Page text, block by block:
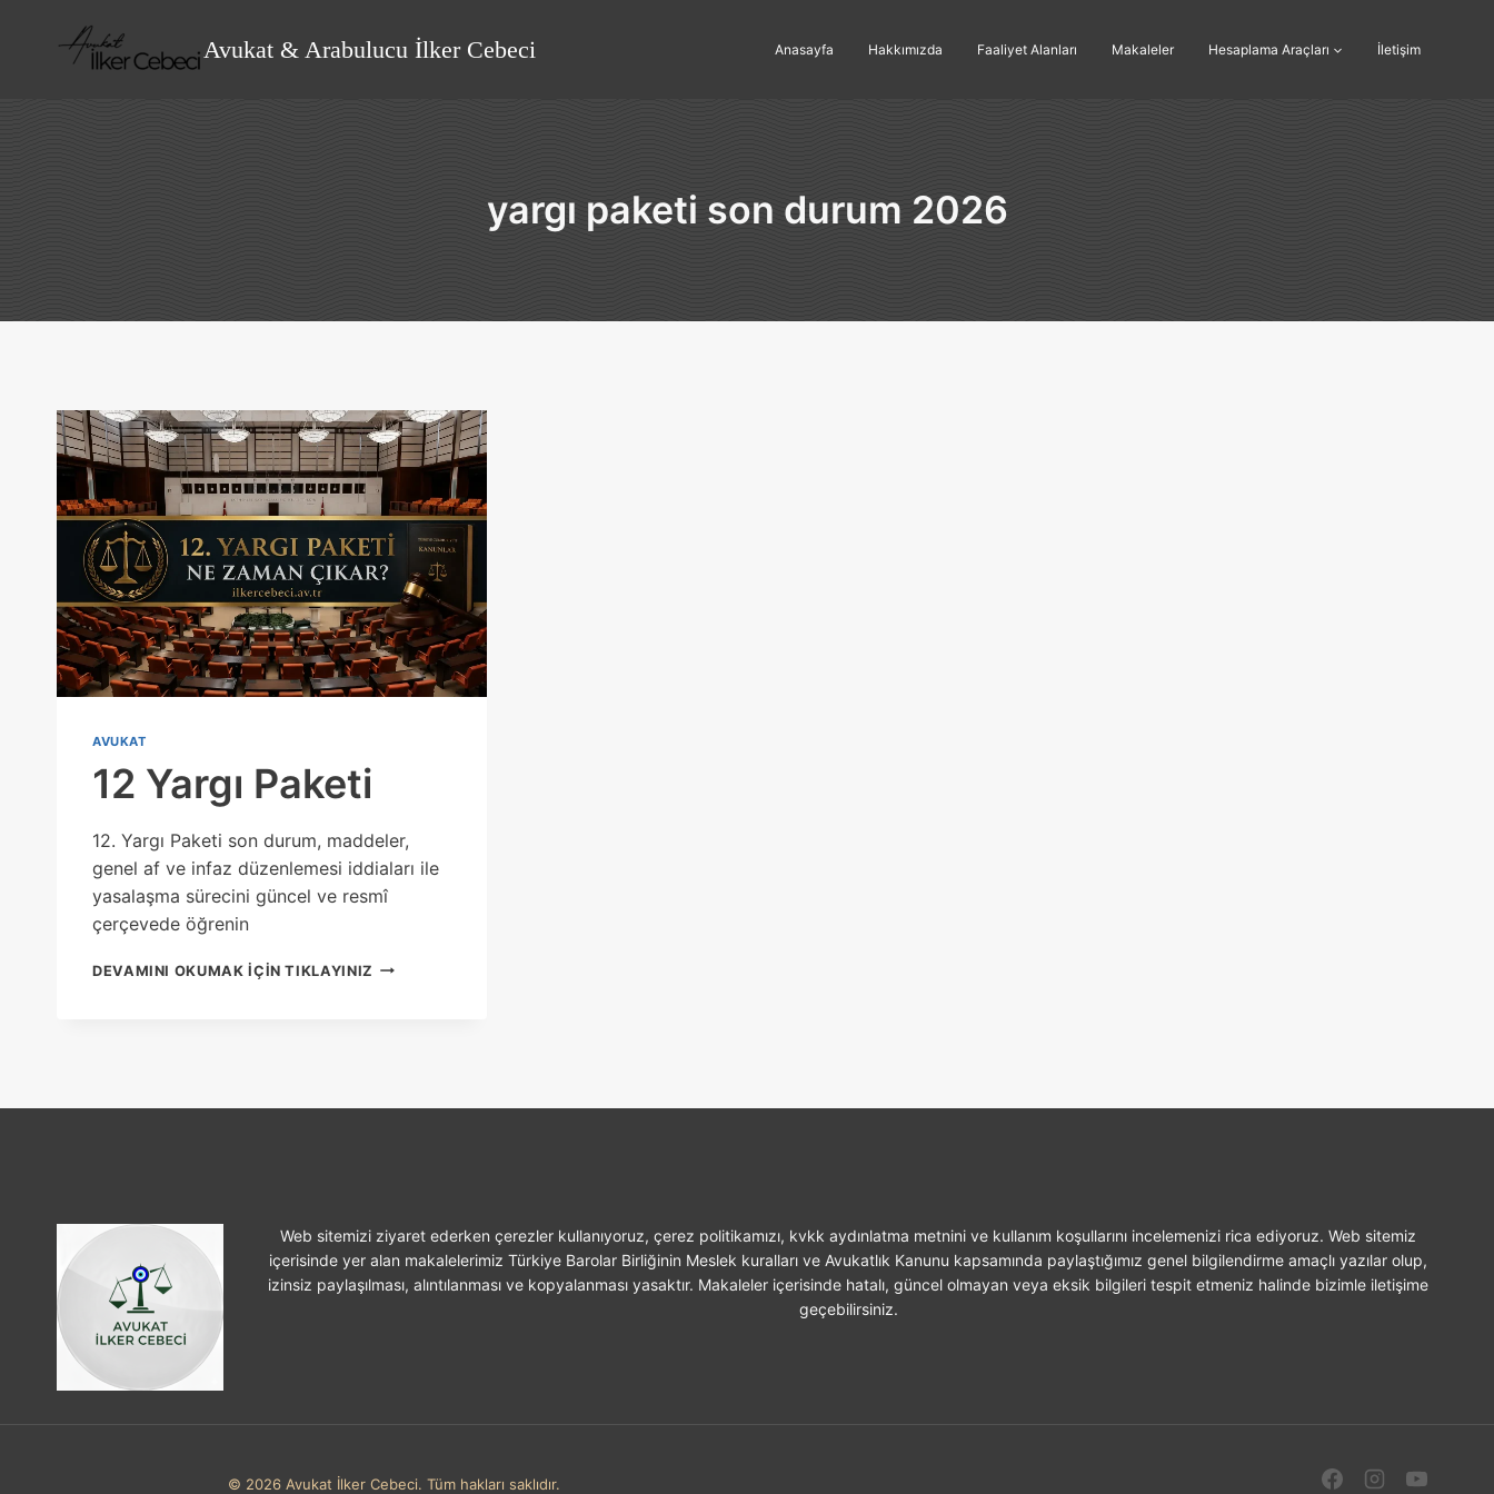
Avukat & Arabulucu İlker Cebeci Anasayfa Hakkımızda Faaliyet Alanları Makaleler Hesaplama Araçları İletişim
yargı paketi son durum 2026
AVUKAT
12 Yargı Paketi
12. Yargı Paketi son durum, maddeler,
genel af ve infaz düzenlemesi iddiaları ile
yasalaşma sürecini güncel ve resmî
çerçevede öğrenin
DEVAMINI OKUMAK IÇIN TIKLAYINIZ
Web sitemizi ziyaret ederken çerezler kullanıyoruz, çerez politikamızı, kvkk aydınlatma metnini ve kullanım koşullarını incelemenizi rica ediyoruz. Web sitemiz
içerisinde yer alan makalelerimiz Türkiye Barolar Birliğinin Meslek kuralları ve Avukatlık Kanunu kapsamında paylaştığımız genel bilgilendirme amaçlı yazılar olup,
izinsiz paylaşılması, alıntılanması ve kopyalanması yasaktır. Makaleler içerisinde hatalı, güncel olmayan veya eksik bilgileri tespit etmeniz halinde bizimle iletişime
geçebilirsiniz.
© 2026 Avukat İlker Cebeci. Tüm hakları saklıdır.